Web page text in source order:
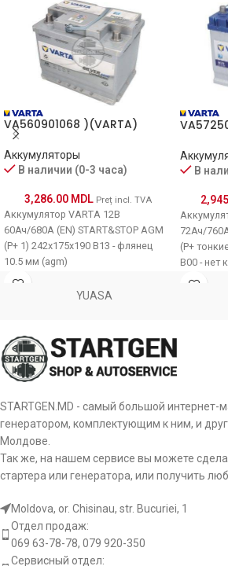
VA560901068 )(VARTA)
Аккумуляторы
В наличии (0-3 часа)
3,286.00 MDL Preț incl. TVA
Аккумулятор VARTA 12В
60Ач/680A (EN) START&STOP AGM
(P+ 1) 242x175x190 B13 - флянец
10.5 мм (agm)
В
72Ач/
(P+
B00 - нет
(пуск/efb)
YUASA
STARTGEN.MD - самый большой интернет-
генератором, комплектующим к ним, и
Молдове.
Так же, на нашем сервисе вы можете
стартера или генератора, или получить
Moldova, or. Chisinau, str. Bucuriei, 1
Отдел продаж:
069 63-78-78, 079 920-350
Сервисный отдел: